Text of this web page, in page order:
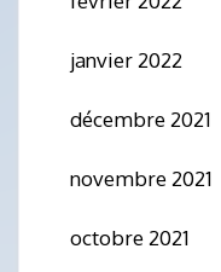
janvier 2022
décembre 2021
novembre 2021
octobre 2021